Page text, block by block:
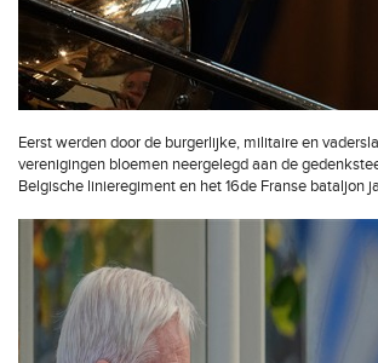
Eerst werden door de burgerlijke, militaire en
verenigingen bloemen neergelegd aan de
Belgische linieregiment en het 16de Franse bataljon